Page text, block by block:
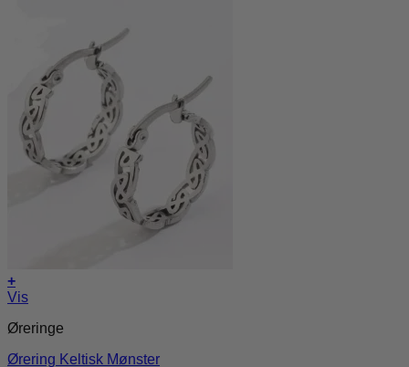
+
Vis
Øreringe
Ørering Keltisk Mønster